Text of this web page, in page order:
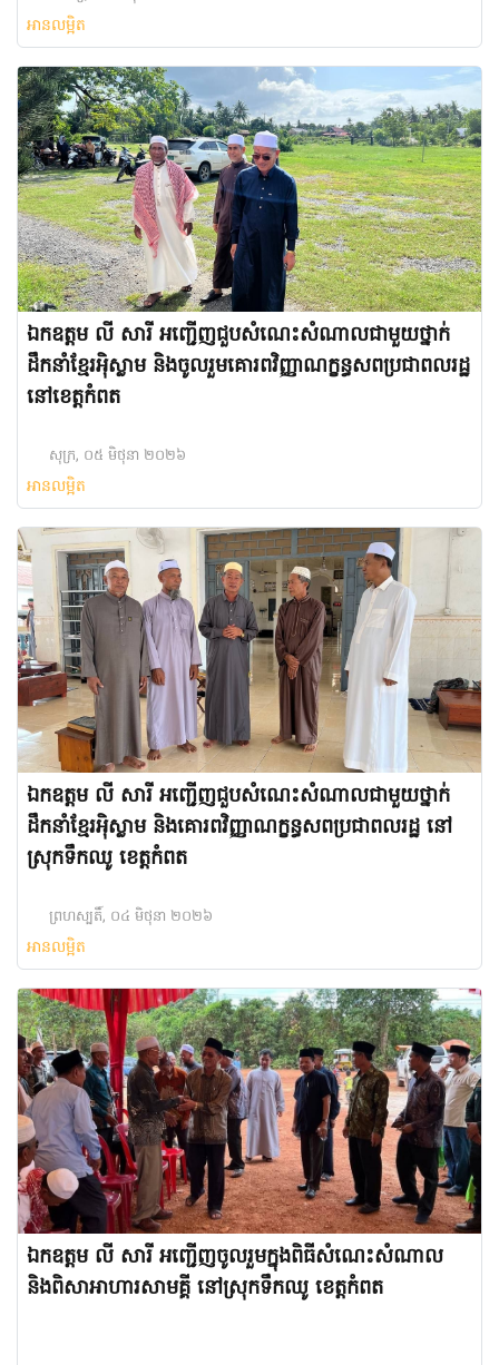
អានលម្អិត
ឯកឧត្តម លី សារី អញ្ជើញជួបសំណេះសំណាលជាមួយថ្នាក់
ដឹកនាំខ្មែរអ៉ិស្លាម និងចូលរួមគោរពវិញ្ញាណក្ខន្ធសពប្រជាពលរដ្ឋ
នៅខេត្តកំពត
សុក្រ, ០៥ មិថុនា ២០២៦
អានលម្អិត
ឯកឧត្តម លី សារី អញ្ជើញជួបសំណេះសំណាលជាមួយថ្នាក់
ដឹកនាំខ្មែរអ៉ិស្លាម និងគោរពវិញ្ញាណក្ខន្ធសពប្រជាពលរដ្ឋ នៅ
ស្រុកទឹកឈូ ខេត្តកំពត
ព្រហស្បតិ៍, ០៤ មិថុនា ២០២៦
អានលម្អិត
ឯកឧត្តម លី សារី អញ្ជើញចូលរួមក្នុងពិធីសំណេះសំណាល
និងពិសាអាហារសាមគ្គី នៅស្រុកទឹកឈូ ខេត្តកំពត